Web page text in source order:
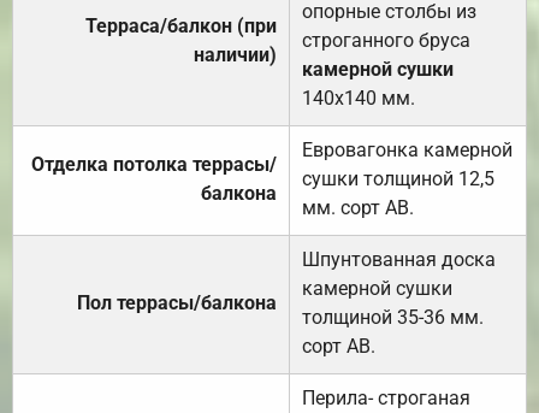
Терраса/балкон (при
наличии)
опорные столбы из
строганного бруса
камерной сушки
140х140 мм.
Отделка потолка террасы/
балкона
Евровагонка камерной
сушки толщиной 12,5
мм. сорт АВ.
Пол террасы/балкона
Шпунтованная доска
камерной сушки
толщиной 35-36 мм.
сорт АВ.
Перила- строганая